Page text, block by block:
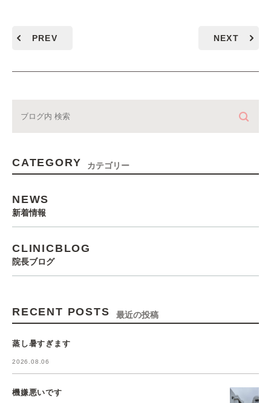
PREV NEXT
CATEGORY カテゴリー
NEWS
新着情報
CLINICBLOG
院長ブログ
RECENT POSTS 最近の投稿
蒸し暑すぎます
2026.08.06
機嫌悪いです